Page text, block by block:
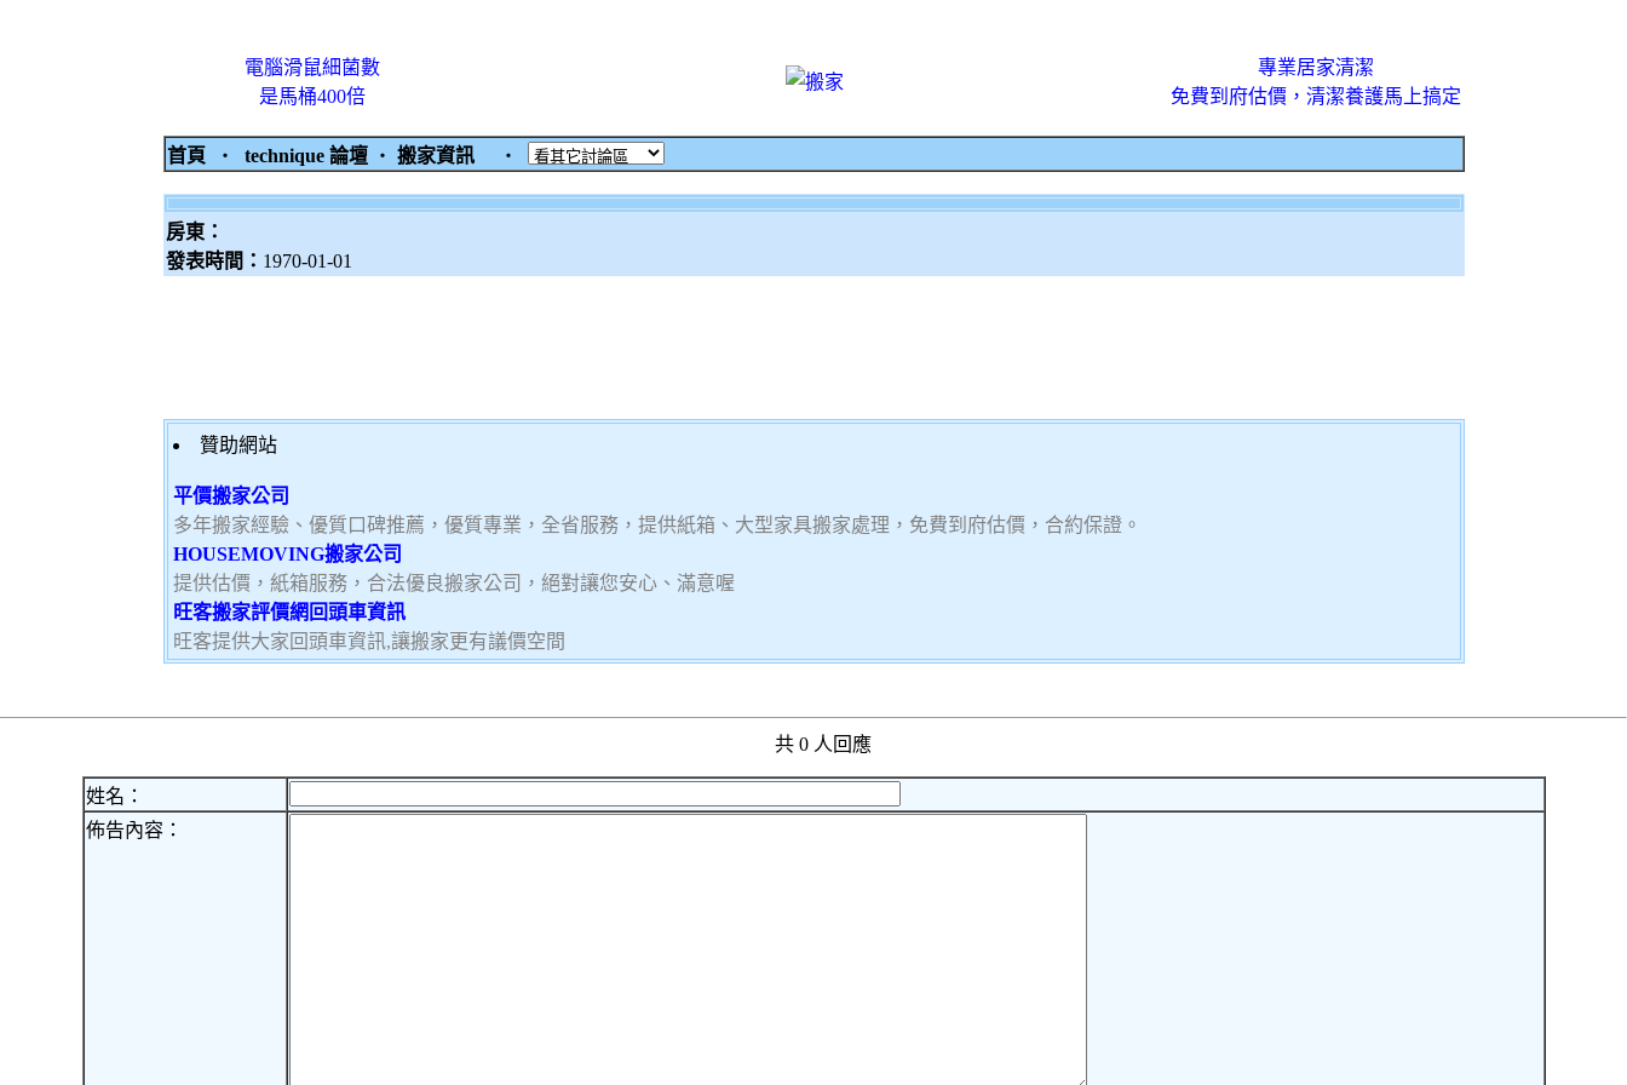
電腦滑鼠細菌數
是馬桶400倍
專業居家清潔
免費到府估價，清潔養護馬上搞定
首頁 ‧ technique 論壇 ‧ 搬家資訊 ‧
房東：
發表時間： 1970-01-01
贊助網站
平價搬家公司
多年搬家經驗、優質口碑推薦，優質專業，全省服務，提供紙箱、大型家具搬家處理，免費到府估價，合約保證。
HOUSEMOVING搬家公司
提供估價，紙箱服務，合法優良搬家公司，絕對讓您安心、滿意喔
旺客搬家評價網回頭車資訊
旺客提供大家回頭車資訊,讓搬家更有議價空間
共 0 人回應
姓名：
佈告內容：